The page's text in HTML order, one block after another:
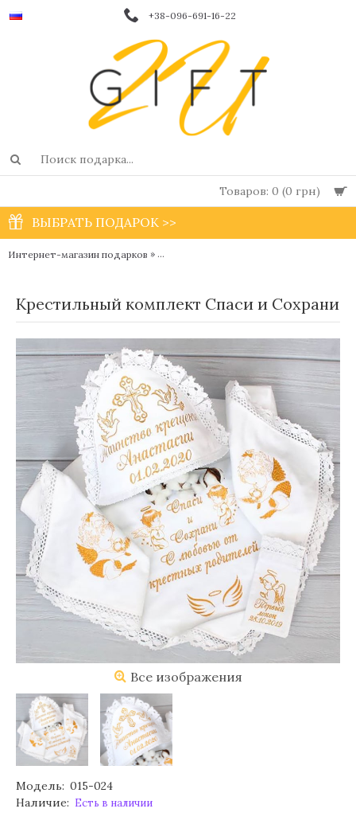
+38-096-691-16-22
Товаров: 0 (0 грн)
ВЫБРАТЬ ПОДАРОК >>
Интернет-магазин подарков » Крестильные наборы для
Крестильный комплект Спаси и Сохрани
Все изображения
Модель: 015-024
Наличие: Есть в наличии